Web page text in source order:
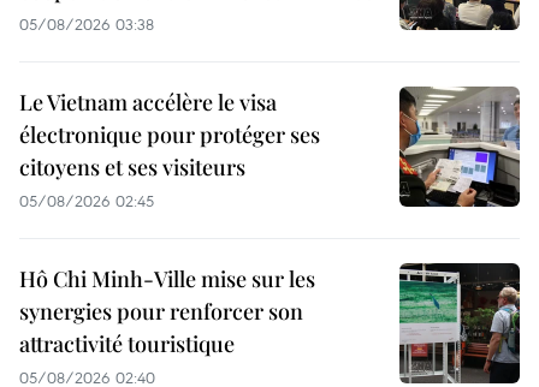
05/08/2026 03:38
Le Vietnam accélère le visa
électronique pour protéger ses
citoyens et ses visiteurs
05/08/2026 02:45
Hô Chi Minh-Ville mise sur les
synergies pour renforcer son
attractivité touristique
05/08/2026 02:40